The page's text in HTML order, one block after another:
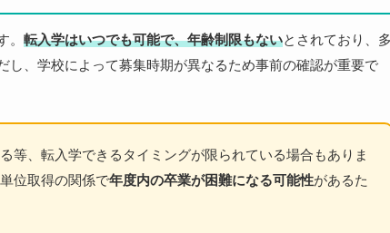
。 転入学はいつでも可能で、年齢制限もないとされており、
し、学校によって募集時期が異なるため事前の確認が重要で
等、転入学できるタイミングが限られている場合もありま
位取得の関係で年度内の卒業が困難になる可能性があるた